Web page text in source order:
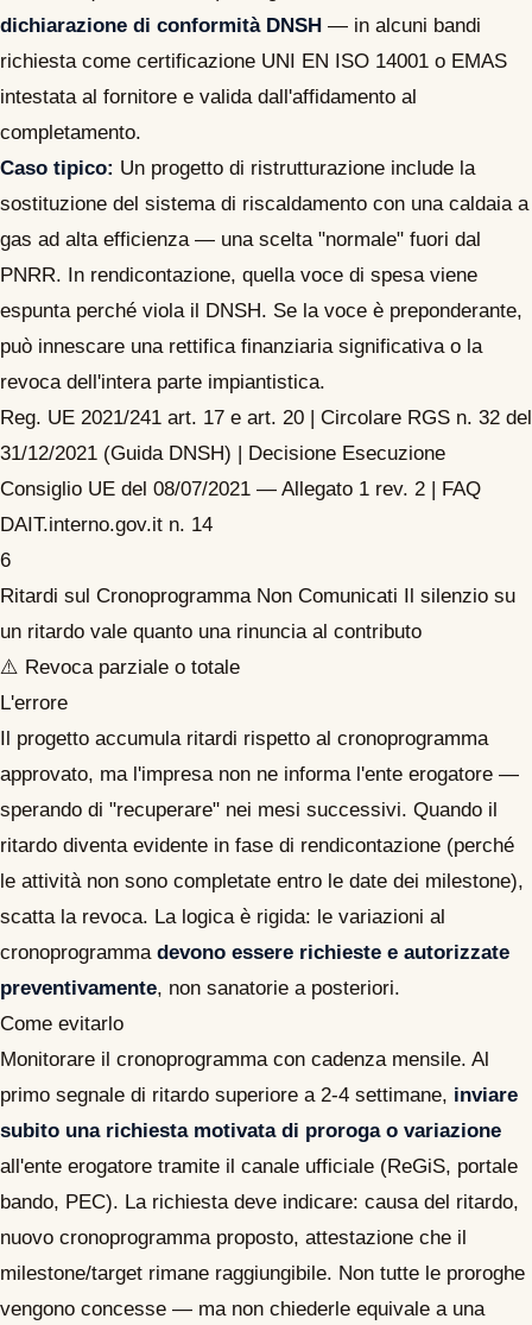
dichiarazione di conformità DNSH — in alcuni bandi
richiesta come certificazione UNI EN ISO 14001 o EMAS
intestata al fornitore e valida dall'affidamento al
completamento.
Caso tipico: Un progetto di ristrutturazione include la
sostituzione del sistema di riscaldamento con una caldaia a
gas ad alta efficienza — una scelta "normale" fuori dal
PNRR. In rendicontazione, quella voce di spesa viene
espunta perché viola il DNSH. Se la voce è preponderante,
può innescare una rettifica finanziaria significativa o la
revoca dell'intera parte impiantistica.
Reg. UE 2021/241 art. 17 e art. 20 | Circolare RGS n. 32 del
31/12/2021 (Guida DNSH) | Decisione Esecuzione
Consiglio UE del 08/07/2021 — Allegato 1 rev. 2 | FAQ
DAIT.interno.gov.it n. 14
6
Ritardi sul Cronoprogramma Non Comunicati Il silenzio su
un ritardo vale quanto una rinuncia al contributo
⚠️ Revoca parziale o totale
L'errore
Il progetto accumula ritardi rispetto al cronoprogramma
approvato, ma l'impresa non ne informa l'ente erogatore —
sperando di "recuperare" nei mesi successivi. Quando il
ritardo diventa evidente in fase di rendicontazione (perché
le attività non sono completate entro le date dei milestone),
scatta la revoca. La logica è rigida: le variazioni al
cronoprogramma devono essere richieste e autorizzate
preventivamente, non sanatorie a posteriori.
Come evitarlo
Monitorare il cronoprogramma con cadenza mensile. Al
primo segnale di ritardo superiore a 2-4 settimane, inviare
subito una richiesta motivata di proroga o variazione
all'ente erogatore tramite il canale ufficiale (ReGiS, portale
bando, PEC). La richiesta deve indicare: causa del ritardo,
nuovo cronoprogramma proposto, attestazione che il
milestone/target rimane raggiungibile. Non tutte le proroghe
vengono concesse — ma non chiederle equivale a una